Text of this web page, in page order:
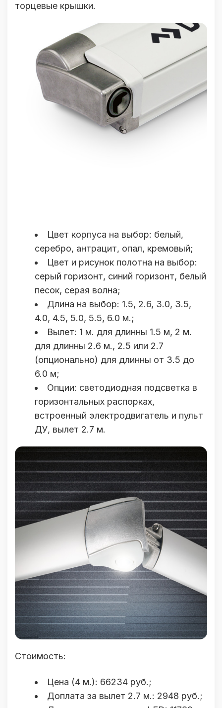
торцевые крышки.
Цвет корпуса на выбор: белый,
серебро, антрацит, опал, кремовый;
Цвет и рисунок полотна на выбор:
серый горизонт, синий горизонт, белый
песок, серая волна;
Длина на выбор: 1.5, 2.6, 3.0, 3.5,
4.0, 4.5, 5.0, 5.5, 6.0 м.;
Вылет: 1 м. для длинны 1.5 м, 2 м.
для длинны 2.6 м., 2.5 или 2.7
(опционально) для длинны от 3.5 до
6.0 м;
Опции: светодиодная подсветка в
горизонтальных распорках,
встроенный электродвигатель и пульт
ДУ, вылет 2.7 м.
Стоимость:
Цена (4 м.): 66234 руб.;
Доплата за вылет 2.7 м.: 2948 руб.;